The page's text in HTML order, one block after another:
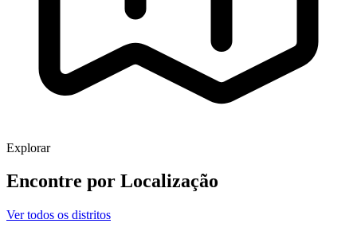
Explorar
Encontre por Localização
Ver todos os distritos